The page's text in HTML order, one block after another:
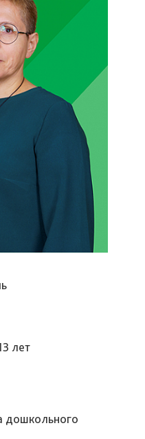
лет
дошкольного